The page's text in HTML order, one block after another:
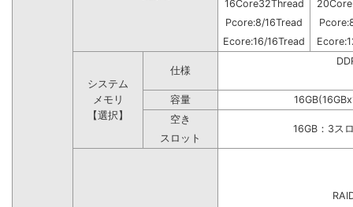
16Core32Thread
Pcore:8/16Tread
Ecore:16/16Tread
システム
メモリ
【選択】
仕様
容量
空き
16GB：3ス
スロット